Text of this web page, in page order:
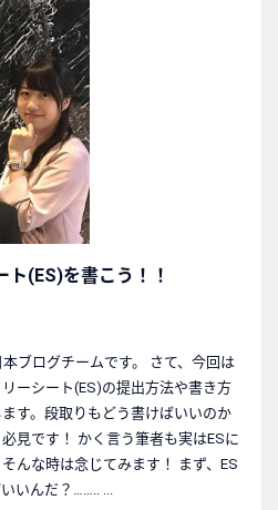
(ES)を書こう！！
ブログチームです。 さて、今回は
ーシート(ES)の提出方法や書き方
す。段取りもどう書けばいいのか
見です！ かく言う筆者も実はESに
んな時は念じてみます！ まず、ES
いんだ？…….. ...